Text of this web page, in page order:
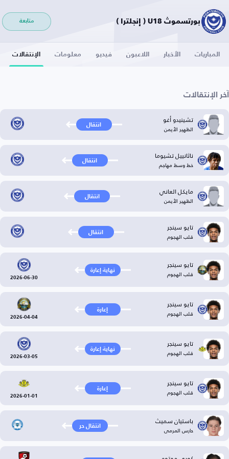
بورتسموث U18 ( إنجلترا ) متابعة
المباريات الأخبار اللاعبون فيديو معلومات الإنتقالات
آخر الإنتقالات
تشينيدو أغو
الظهير الأيمن انتقال
ناثانييل تشيوما
خط وسط مهاجم انتقال
مايكل العاني
الظهير الأيمن انتقال
تايو سينجر
قلب الهجوم انتقال
تايو سينجر
قلب الهجوم نهاية إعارة
2026-06-30
تايو سينجر
قلب الهجوم إعارة
2026-04-04
تايو سينجر
قلب الهجوم نهاية إعارة
2026-03-05
تايو سينجر
قلب الهجوم إعارة
2026-01-01
باستيان سميث
حارس المرمى انتقال حر